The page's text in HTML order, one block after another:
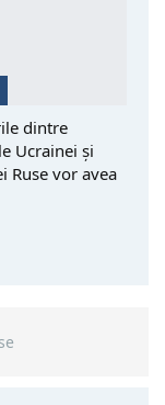
dintre
Ucrainei și
Ruse vor avea